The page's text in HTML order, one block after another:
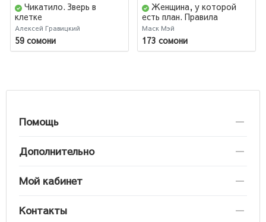
Чикатило. Зверь в
клетке
Алексей Гравицкий
59 сомони
Женщина, у которой
есть план. Правила
счастливой жизни
Маск Мэй
173 сомони
Помощь
Дополнительно
Мой кабинет
Контакты